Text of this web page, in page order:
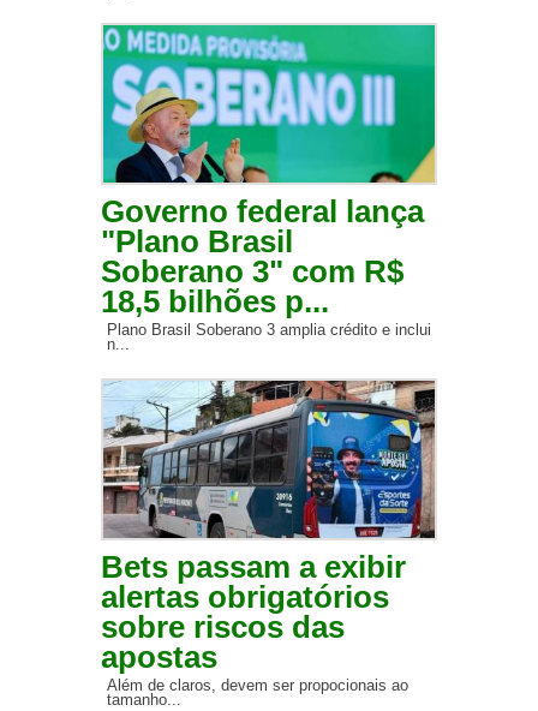
Governo federal lança
"Plano Brasil
Soberano 3" com R$
18,5 bilhões p...
Plano Brasil Soberano 3 amplia crédito e inclui
n...
Bets passam a exibir
alertas obrigatórios
sobre riscos das
apostas
Além de claros, devem ser propocionais ao
tamanho...